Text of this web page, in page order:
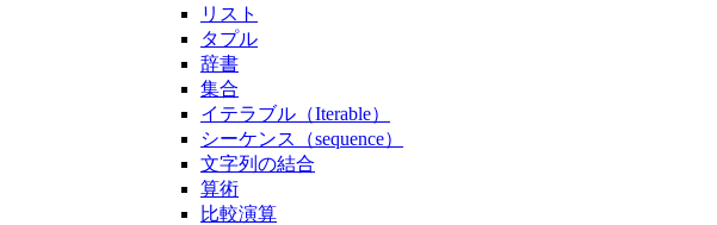
リスト
タプル
辞書
集合
イテラブル（Iterable）
シーケンス（sequence）
文字列の結合
算術
比較演算